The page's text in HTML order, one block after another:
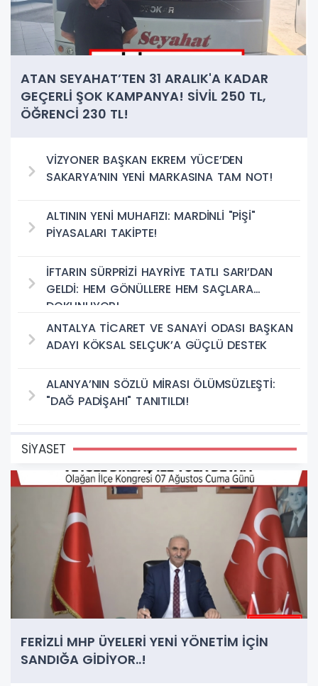
ATAN SEYAHAT’TEN 31 ARALIK'A KADAR
GEÇERLİ ŞOK KAMPANYA! SİVİL 250 TL,
ÖĞRENCİ 230 TL!
VİZYONER BAŞKAN EKREM YÜCE’DEN
SAKARYA’NIN YENİ MARKASINA TAM NOT!
ALTININ YENİ MUHAFIZI: MARDİNLİ "PİŞİ"
PİYASALARI TAKİPTE!
İFTARIN SÜRPRİZİ HAYRİYE TATLI SARI’DAN
GELDİ: HEM GÖNÜLLERE HEM SAÇLARA
DOKUNUYOR!
ANTALYA TİCARET VE SANAYİ ODASI BAŞKAN
ADAYI KÖKSAL SELÇUK’A GÜÇLÜ DESTEK
ALANYA’NIN SÖZLÜ MİRASI ÖLÜMSÜZLEŞTİ:
"DAĞ PADİŞAHI" TANITILDI!
SİYASET
FERİZLİ MHP ÜYELERİ YENİ YÖNETİM İÇİN
SANDIĞA GİDİYOR..!